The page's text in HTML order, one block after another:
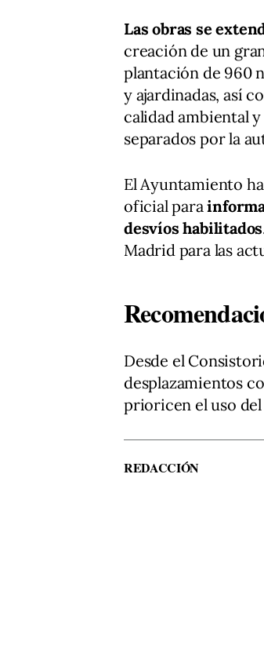
Las obras se
creación de un
plantación de 960
y ajardinadas, así
calidad ambiental
separados por la
El Ayuntamiento
oficial para
desvíos habilitados
Madrid para las
Desde el
desplazamientos
prioricen el uso
REDACCIÓN